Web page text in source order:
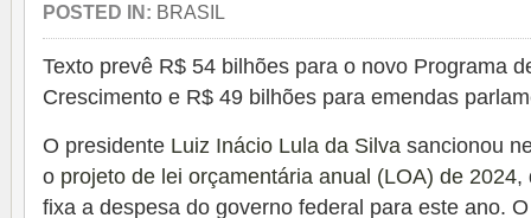
POSTED IN: BRASIL
Texto prevê R$ 54 bilhões para o novo Programa
Crescimento e R$ 49 bilhões para emendas
O presidente Luiz Inácio Lula da Silva sancionou
o projeto de lei orçamentária anual (LOA) de 2024,
fixa a despesa do governo federal para este ano.